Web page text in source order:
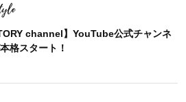
channel】YouTube公式チャンネ
格スタート！